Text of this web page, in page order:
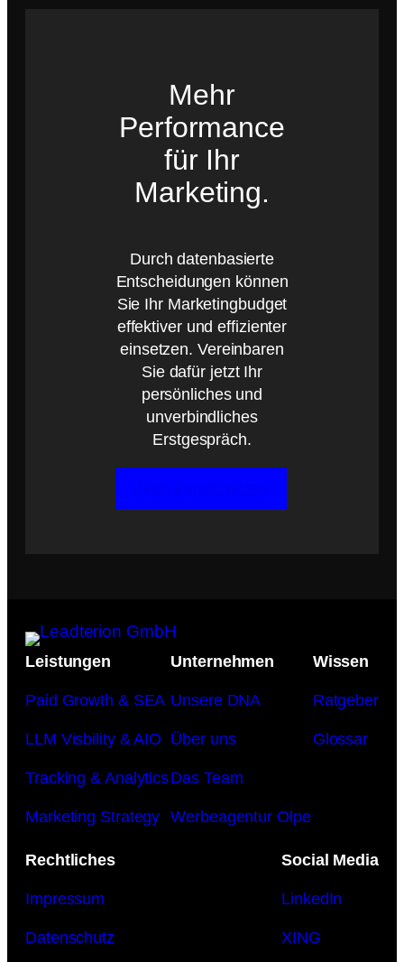
Mehr
Performance
für Ihr
Marketing.
Durch datenbasierte
Entscheidungen können
Sie Ihr Marketingbudget
effektiver und effizienter
einsetzen. Vereinbaren
Sie dafür jetzt Ihr
persönliches und
unverbindliches
Erstgespräch.
Leistungen
Paid Growth & SEA
LLM Visbility & AIO
Tracking & Analytics
Marketing Strategy
Unternehmen
Unsere DNA
Über uns
Das Team
Werbeagentur Olpe
Wissen
Ratgeber
Glossar
Rechtliches
Impressum
Datenschutz
Social Media
LinkedIn
XING